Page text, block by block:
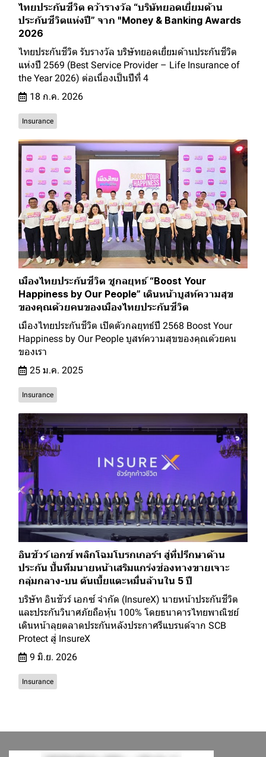
ไทยประกันชีวิต คว้ารางวัล “บริษัทยอดเยี่ยมด้าน
ประกันชีวิตแห่งปี” จาก "Money & Banking Awards
2026
ไทยประกันชีวิต รับรางวัล บริษัทยอดเยี่ยมด้านประกันชีวิต
แห่งปี 2569 (Best Service Provider – Life Insurance of
the Year 2026) ต่อเนื่องเป็นปีที่ 4
18 ก.ค. 2026
Insurance
เมืองไทยประกันชีวิต ชูกลยุทธ์ “Boost Your
Happiness by Our People” เดินหน้าบูสท์ความสุข
ของคุณด้วยคนของเมืองไทยประกันชีวิต
เมืองไทยประกันชีวิต เปิดตัวกลยุทธ์ปี 2568 Boost Your
Happiness by Our People บูสท์ความสุขของคุณด้วยคน
ของเรา
25 ม.ค. 2025
Insurance
อินชัวร์ เอกซ์ พลิกโฉมโบรกเกอร์ฯ สู่ที่ปรึกษาด้าน
ประกัน ปั้นทีมนายหน้าเสริมแกร่งช่องทางขายเจาะ
กลุ่มกลาง-บน ดันเบี้ยแตะหมื่นล้านใน 5 ปี
บริษัท อินชัวร์ เอกซ์ จำกัด (InsureX) นายหน้าประกันชีวิต
และประกันวินาศภัยถือหุ้น 100% โดยธนาคารไทยพาณิชย์
เดินหน้าลุยตลาดประกันหลังประกาศรีแบรนด์จาก SCB
Protect สู่ InsureX
9 มิ.ย. 2026
Insurance